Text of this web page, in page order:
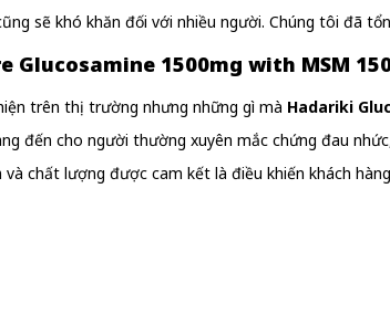
sẽ khó khăn đối với nhiều người. Chúng tôi đã
Glucosamine 1500mg with MSM
trên thị trường nhưng những gì mà Hadariki
đến cho người thường xuyên mắc chứng đau
chất lượng được cam kết là điều khiến khách